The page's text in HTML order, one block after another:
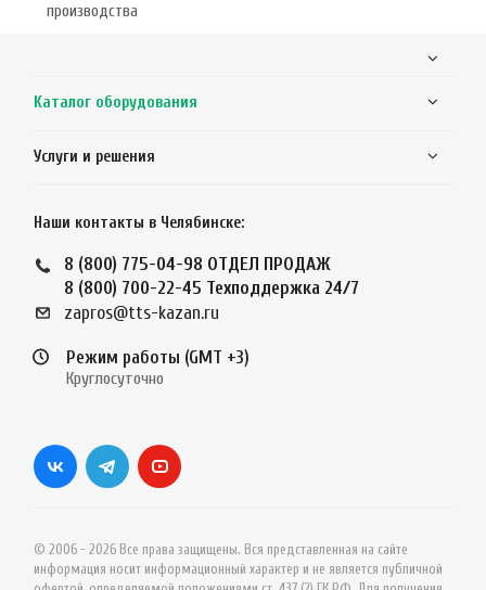
производства
Каталог оборудования
Услуги и решения
Наши контакты в Челябинске:
8 (800) 775-04-98 ОТДЕЛ ПРОДАЖ
8 (800) 700-22-45 Техподдержка 24/7
zapros@tts-kazan.ru
Режим работы (GMT +3)
Круглосуточно
© 2006 - 2026 Все права защищены. Вся представленная на сайте
информация носит информационный характер и не является публичной